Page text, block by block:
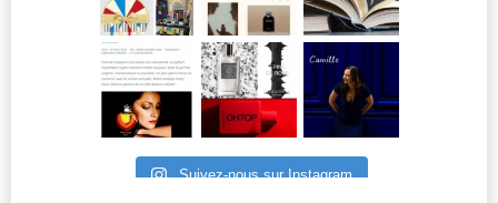
Suivez-nous sur Instagram